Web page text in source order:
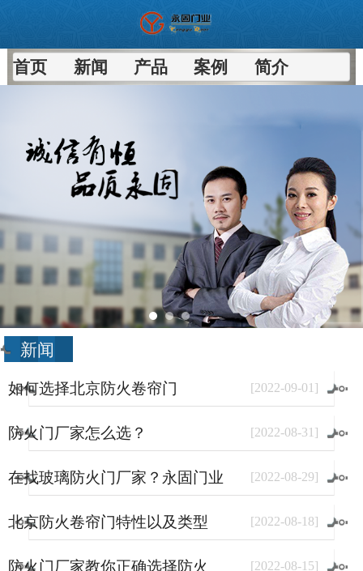
首页 新闻 产品 案例 简介
新闻
如何选择北京防火卷帘门 [2022-09-01 ]
防火门厂家怎么选？ [2022-08-31 ]
在找玻璃防火门厂家？永固门业
了解一下。
[2022-08-29]
北京防火卷帘门特性以及类型 [2022-08-18]
防火门厂家教你正确选择防火
[2022-08-15]